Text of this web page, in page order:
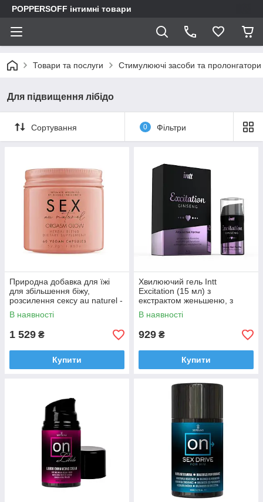
POPPERSOFF інтимні товари
Товари та послуги Стимулюючі засоби та пролонгатори
Для підвищення лібідо
Сортування 0 Фільтри
Природна добавка для їжі
для збільшення біжу,
розсилення сексу au naturel -
оргазм сяйво
В наявності
1 529 ₴
Купити
Хвилюючий гель Intt
Excitation (15 мл) з
екстрактом женьшеню, з
ефектом вібрації
В наявності
929 ₴
Купити